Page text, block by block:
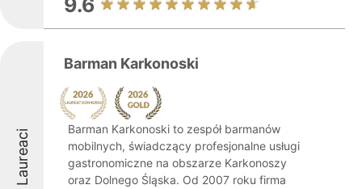
9.6
Laureaci
Barman Karkonoski
Barman Karkonoski to zespół barmanów
mobilnych, świadczący profesjonalne usługi
gastronomiczne na obszarze Karkonoszy
oraz Dolnego Śląska. Od 2007 roku firma